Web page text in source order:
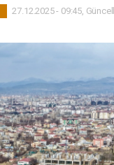
27.12.2025 - 09:45,